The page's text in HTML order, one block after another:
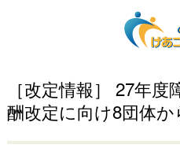
［改定情報］ 27年
酬改定に向け8団体